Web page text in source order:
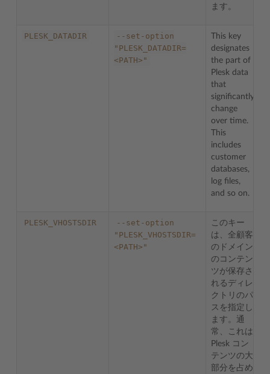
ます。
PLESK_DATADIR
--set-option
"PLESK_DATADIR=
<PATH>"
This key
designates
the part of
Plesk data
that
significantly
change
over time.
This
includes
customer
databases,
log files,
and so on.
PLESK_VHOSTSDIR
--set-option
"PLESK_VHOSTSDIR=
<PATH>"
このキー
は、全顧客
のドメイン
のコンテン
ツが保存さ
れるディレ
クトリのパ
スを指定し
ます。通
常、これは
Plesk コン
テンツの大
部分を占め